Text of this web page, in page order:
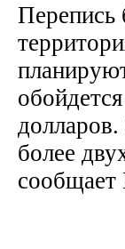
Перепись
более